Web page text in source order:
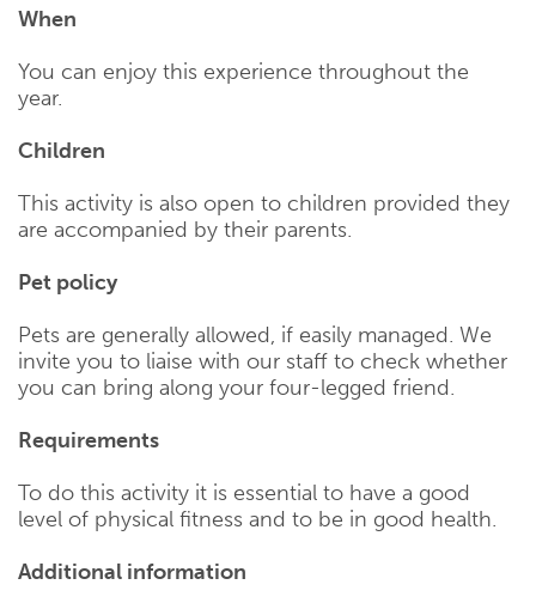
When
You can enjoy this experience throughout the
year.
Children
This activity is also open to children provided they
are accompanied by their parents.
Pet policy
Pets are generally allowed, if easily managed. We
invite you to liaise with our staff to check whether
you can bring along your four-legged friend.
Requirements
To do this activity it is essential to have a good
level of physical fitness and to be in good health.
Additional information